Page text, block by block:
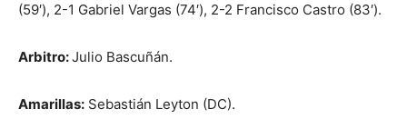
(59′), 2-1 Gabriel Vargas (74′), 2-2 Francisco Castro (83′).
Arbitro:Julio Bascuñán.
Amarillas: Sebastián Leyton (DC).